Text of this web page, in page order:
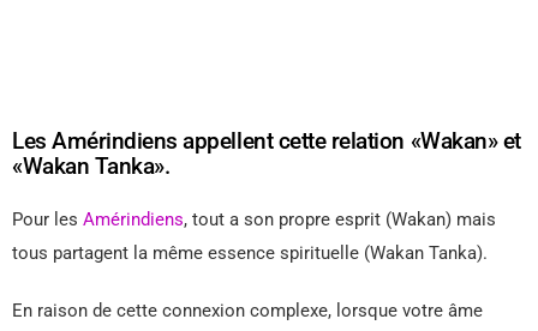
Les Amérindiens appellent cette relation «Wakan» et
«Wakan Tanka».
Pour les Amérindiens, tout a son propre esprit (Wakan) mais
tous partagent la même essence spirituelle (Wakan Tanka).
En raison de cette connexion complexe, lorsque votre âme